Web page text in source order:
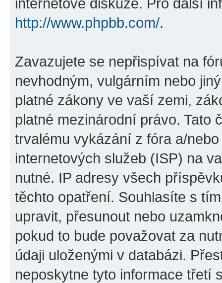
http://www.phpbb.com/.
Zavazujete se nepřispívat na
nevhodným, vulgárním nebo
platné zákony ve vaší zemi,
platné mezinárodní právo. Tato
trvalému vykázání z fóra a/
internetových služeb (ISP) na
nutné. IP adresy všech
těchto opatření. Souhlasíte s
upravit, přesunout nebo
pokud to bude považovat za
údaji uloženými v databázi.
neposkytne tyto informace třetí